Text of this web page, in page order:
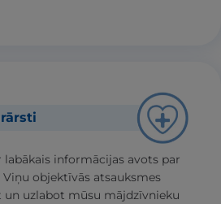
informācijas avots par
objektīvās atsauksmes
uzlabot mūsu mājdzīvnieku